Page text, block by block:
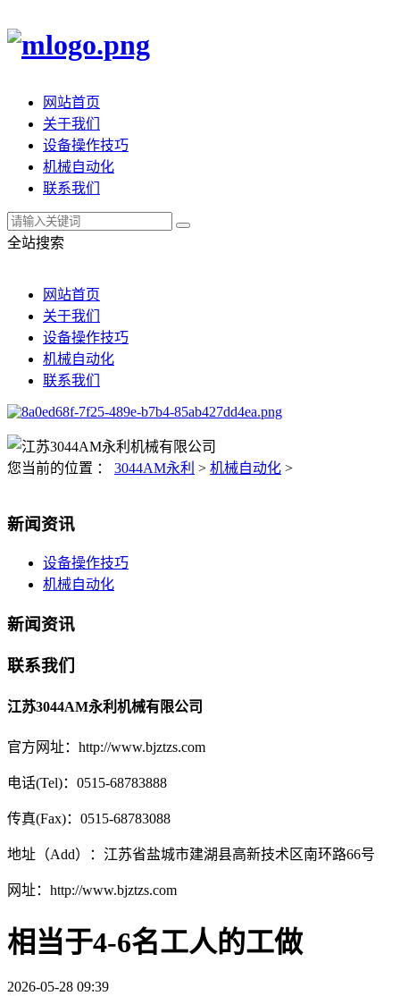
网站首页
关于我们
设备操作技巧
机械自动化
联系我们
全站搜索
网站首页
关于我们
设备操作技巧
机械自动化
联系我们
您当前的位置 ： 3044AM永利 > 机械自动化 >
新闻资讯
设备操作技巧
机械自动化
新闻资讯
联系我们
江苏3044AM永利机械有限公司
官方网址：http://www.bjztzs.com
电话(Tel)：0515-68783888
传真(Fax)：0515-68783088
地址（Add）：江苏省盐城市建湖县高新技术区南环路66号
网址：http://www.bjztzs.com
相当于4-6名工人的工做
2026-05-28 09:39